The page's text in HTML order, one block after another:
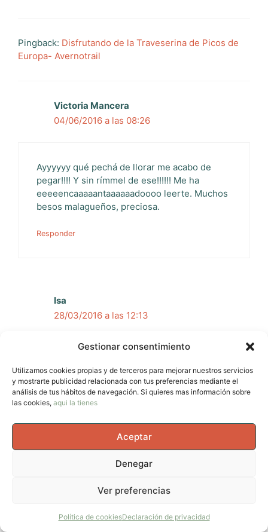
Gestionar consentimiento
Utilizamos cookies propias y de terceros para mejorar nuestros servicios
y mostrarte publicidad relacionada con tus preferencias mediante el
análisis de tus hábitos de navegación. Si quieres mas información sobre
las cookies, aqui la tienes
Aceptar
Denegar
Ver preferencias
Política de cookiesDeclaración de privacidad
Pingback: Disfrutando de la Traveserina de Picos de
Europa- Avernotrail
Victoria Mancera
04/06/2016 a las 08:26
Ayyyyyy qué pechá de llorar me acabo de
pegar!!!! Y sin rímmel de ese!!!!!! Me ha
eeeeencaaaaantaaaaaadoooo leerte. Muchos
besos malagueños, preciosa.
Responder
Isa
28/03/2016 a las 12:13
cambies
Responder
25/03/2016 a las 14:05